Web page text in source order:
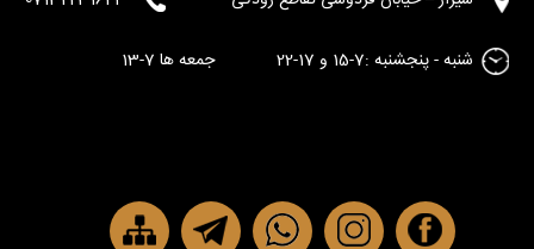
شنبه - پنجشنبه :7-15 و 17-22 جمعه ها 7-13